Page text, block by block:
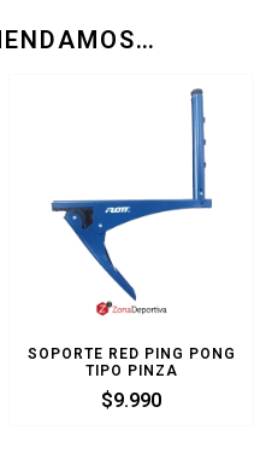
SOPORTE RED PING PONG
TIPO PINZA
$9.990